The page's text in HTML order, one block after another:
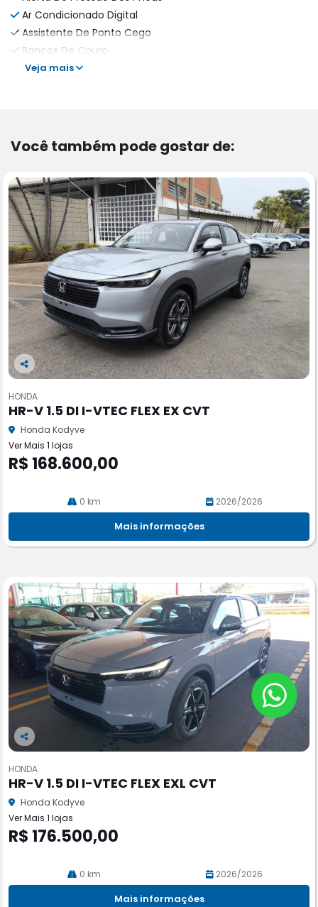
Ar Condicionado Digital
Assistente De Ponto Cego
Bancos De Couro
Veja mais
Você também pode gostar de:
Co
pa
rtil
he
HONDA
HR-V 1.5 DI I-VTEC FLEX EX CVT
Honda Kodyve
Ver Mais 1 lojas
R$ 168.600,00
0 km 2026/2026
Mais informações
Co
pa
rtil
he
HONDA
HR-V 1.5 DI I-VTEC FLEX EXL CVT
Honda Kodyve
Ver Mais 1 lojas
R$ 176.500,00
0 km 2026/2026
Mais informações